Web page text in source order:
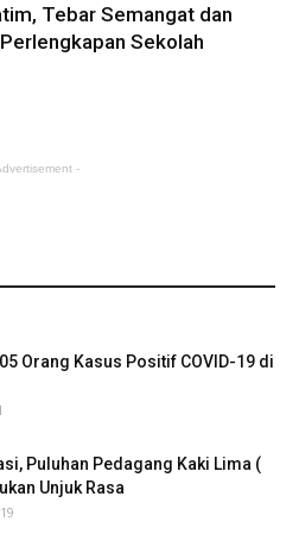
Tebar Semangat dan
Sekolah
-
Pemkab Serang
Orang Kasus Positif COVID-19 di
Puluhan Pedagang Kaki Lima (
Unjuk Rasa